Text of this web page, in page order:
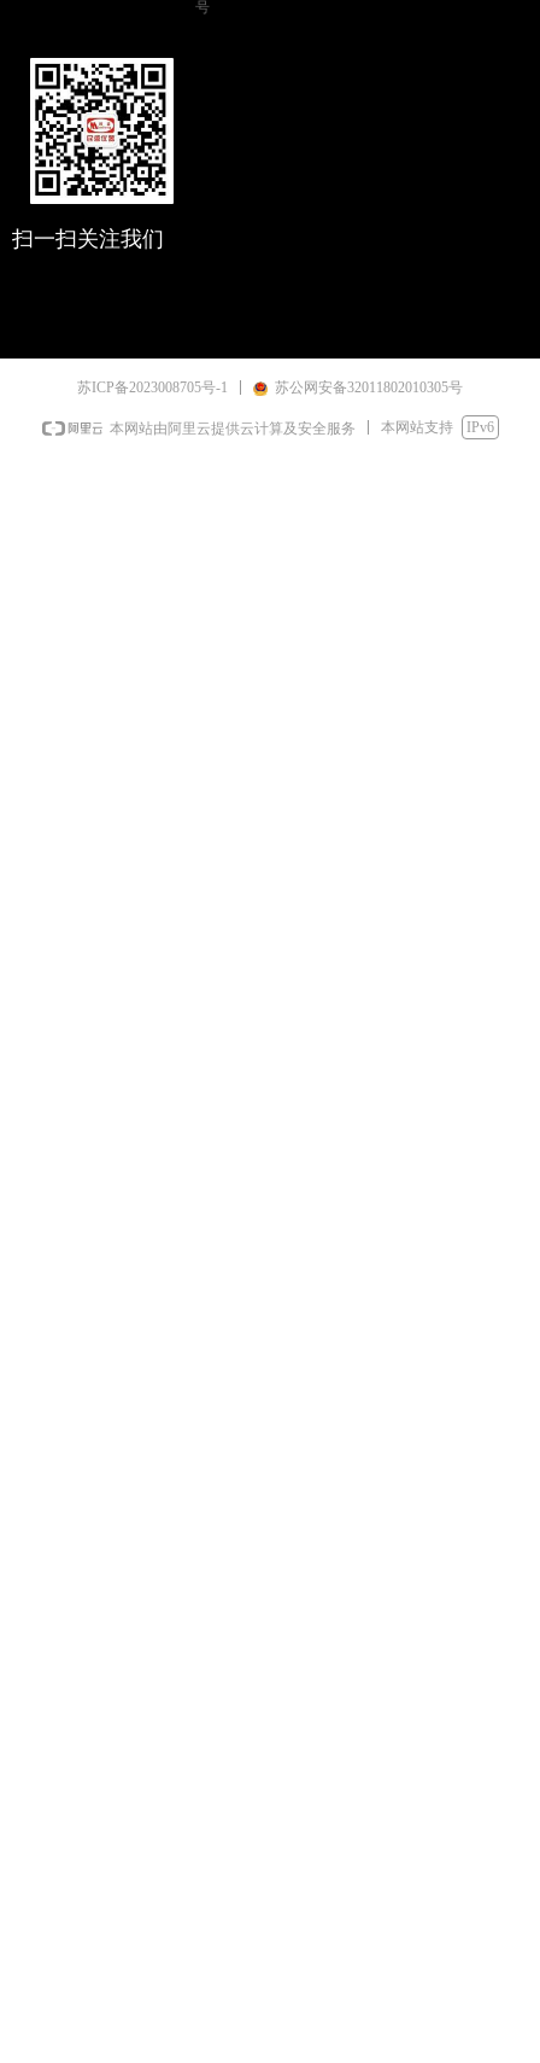
号
扫一扫关注我们
苏ICP备2023008705号-1 苏公网安备32011802010305号
本网站由阿里云提供云计算及安全服务 本网站支持 IPv6